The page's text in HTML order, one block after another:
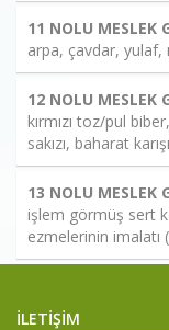
11 NOLU MESLEK
arpa, çavdar, yulaf,
12 NOLU MESLEK
kırmızı toz/pul
sakızı, baharat
13 NOLU MESLEK
işlem görmüş sert
ezmelerinin imalatı
İLETİŞİM